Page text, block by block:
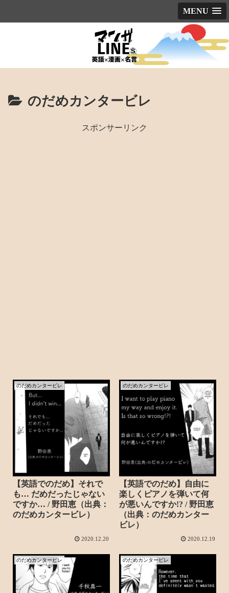
MENU
のだめカンタービレ
スポンサーリンク
のだめカンタービレ
【英語でのだめ】それで
も… だめだったじゃない
ですか… / 野田恵（出典：
のだめカンタービレ）
2020.12.20
のだめカンタービレ
【英語でのだめ】自由に
楽しくピアノを弾いて何
が悪いんですか!? / 野田恵
（出典：のだめカンター
ビレ）
2020.12.19
のだめカンタービレ のだめカンタービレ